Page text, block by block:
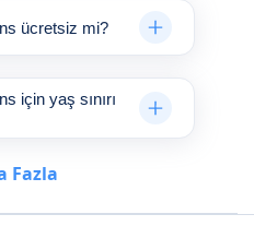
ücretsiz mi?
için yaş sınırı
Fazla